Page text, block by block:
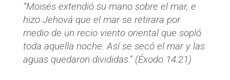
“Moisés extendió su mano sobre el mar, e
hizo Jehová que el mar se retirara por
medio de un recio viento oriental que sopló
toda aquella noche. Así se secó el mar y las
aguas quedaron divididas.” (Éxodo 14:21)